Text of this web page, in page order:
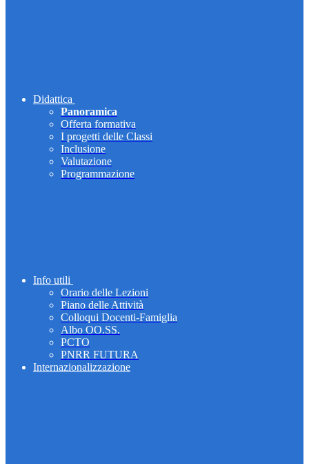
Didattica
Panoramica
Offerta formativa
I progetti delle Classi
Inclusione
Valutazione
Programmazione
Info utili
Orario delle Lezioni
Piano delle Attività
Colloqui Docenti-Famiglia
Albo OO.SS.
PCTO
PNRR FUTURA
Internazionalizzazione